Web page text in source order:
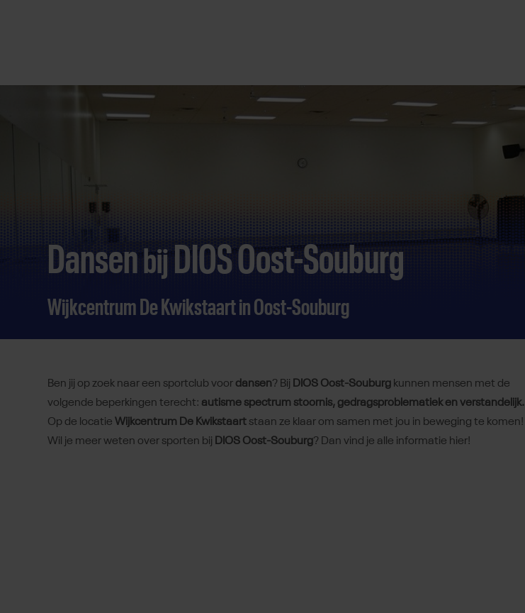
Dansen bij DIOS Oost-Souburg
Wijkcentrum De Kwikstaart in Oost-Souburg
Ben jij op zoek naar een sportclub voor dansen? Bij DIOS Oost-Souburg kunnen mensen met de
volgende beperkingen terecht: autisme spectrum stoornis, gedragsproblematiek en verstandelijk.
Op de locatie Wijkcentrum De Kwikstaart staan ze klaar om samen met jou in beweging te komen!
Wil je meer weten over sporten bij DIOS Oost-Souburg? Dan vind je alle informatie hier!